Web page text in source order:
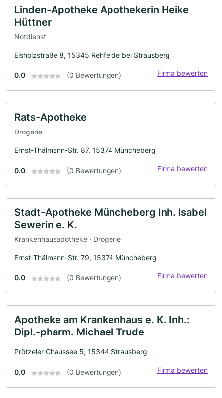
Linden-Apotheke Apothekerin Heike
Hüttner
Notdienst
Elsholzstraße 8, 15345 Rehfelde bei Strausberg
0.0 (0 Bewertungen) Firma bewerten
Rats-Apotheke
Drogerie
Ernst-Thälmann-Str. 87, 15374 Müncheberg
0.0 (0 Bewertungen) Firma bewerten
Stadt-Apotheke Müncheberg Inh. lsabel
Sewerin e. K.
Krankenhausapotheke · Drogerie
Ernst-Thälmann-Str. 79, 15374 Müncheberg
0.0 (0 Bewertungen) Firma bewerten
Apotheke am Krankenhaus e. K. Inh.:
Dipl.-pharm. Michael Trude
Prötzeler Chaussee 5, 15344 Strausberg
0.0 (0 Bewertungen) Firma bewerten